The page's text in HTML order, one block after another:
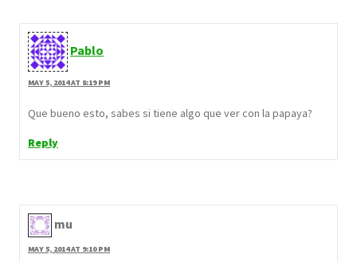
Pablo
MAY 5, 2014 AT 8:19 PM
Que bueno esto, sabes si tiene algo que ver con la papaya?
Reply
mu
MAY 5, 2014 AT 9:10 PM